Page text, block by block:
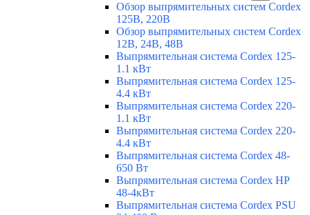
Обзор выпрямительных систем Cordex
125В, 220В
Обзор выпрямительных систем Cordex
12В, 24В, 48В
Выпрямительная система Cordex 125-
1.1 кВт
Выпрямительная система Cordex 125-
4.4 кВт
Выпрямительная система Cordex 220-
1.1 кВт
Выпрямительная система Cordex 220-
4.4 кВт
Выпрямительная система Cordex 48-
650 Вт
Выпрямительная система Cordex HP
48-4кВт
Выпрямительная система Cordex PSU